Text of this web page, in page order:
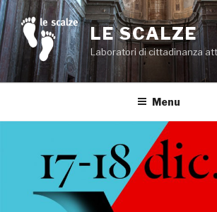
Salta
al
contenuto
LE SCALZE
Laboratori di cittadinanza
Menu